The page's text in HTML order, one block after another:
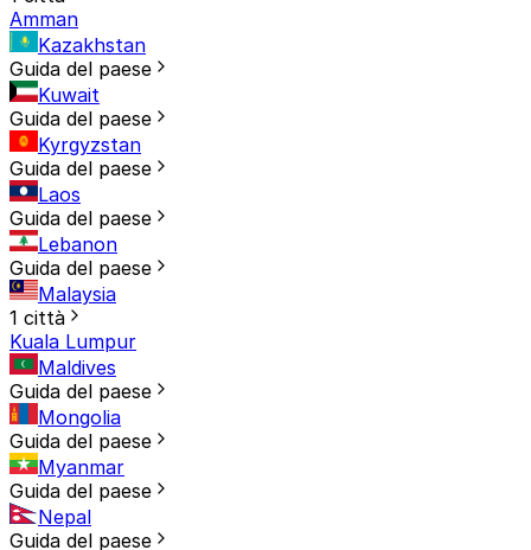
Amman
Kazakhstan
Guida del paese
Kuwait
Guida del paese
Kyrgyzstan
Guida del paese
Laos
Guida del paese
Lebanon
Guida del paese
Malaysia
1 città
Kuala Lumpur
Maldives
Guida del paese
Mongolia
Guida del paese
Myanmar
Guida del paese
Nepal
Guida del paese